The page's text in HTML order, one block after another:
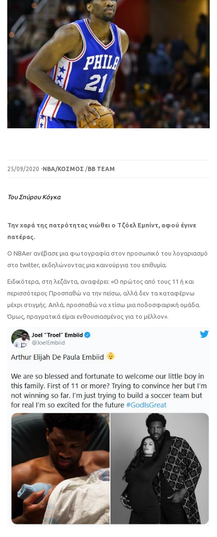
25/09/2020 -ΝΒΑ/ΚΟΣΜΟΣ /BB TEAM
Του Σπύρου Κόγκα
Την χαρά της πατρότητας νιώθει ο Τζόελ Εμπίντ, αφού έγινε
πατέρας.
Ο NBAer ανέβασε μια φωτογραφία στον προσωπικό του λογαριασμό
στο twitter, εκδηλώνοντας μια καινούργια του επιθυμία.
Ειδικότερα, στη λεζάντα, αναφέρει: «Ο πρώτος από τους 11 ή και
περισσότεροι; Προσπαθώ να την πείσω, αλλά δεν τα καταφέρνω
μέχρι στιγμής. Απλά, προσπαθώ να χτίσω μια ποδοσφαιρική ομάδα.
Όμως, πραγματικά είμαι ενθουσιασμένος για το μέλλον».